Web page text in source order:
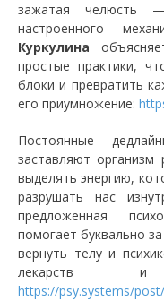
зажатая челюсть
настроенного
Куркулина
простые практики,
блоки и превратить
его приумножение:
Постоянные
заставляют
выделять энергию,
разрушать нас
предложенная
помогает буквально
вернуть телу и
лекарств и
https://psy.systems/